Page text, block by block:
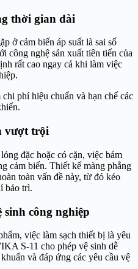
thời gian dài
ở cảm biến áp suất là sai số
công nghệ sản xuất tiên tiến của
rất cao ngay cả khi làm việc
phí hiệu chuẩn và hạn chế các
vượt trội
đặc hoặc có cặn, việc bám
cảm biến. Thiết kế màng phẳng
toàn vấn đề này, từ đó kéo
bảo trì.
công nghiệp
việc làm sạch thiết bị là yêu
S-11 cho phép vệ sinh dễ
và đáp ứng các yêu cầu vệ